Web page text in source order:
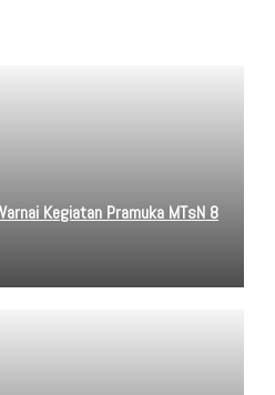
Kegiatan Pramuka MTsN 8